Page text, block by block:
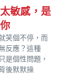
敏感，是
笑個不停，而
反應？這種
是個性問題，
後默默操